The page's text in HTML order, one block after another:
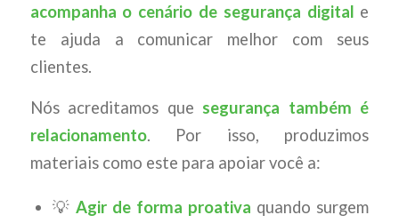
acompanha o cenário de segurança digital e
te ajuda a comunicar melhor com seus
clientes.
Nós acreditamos que segurança também é
relacionamento. Por isso, produzimos
materiais como este para apoiar você a:
💡Agir de forma proativa quando surgem